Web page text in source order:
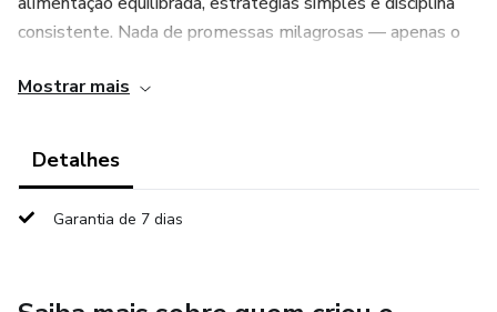
consistente. Nada de promessas milagrosas — apenas o
✔ Como acelerar seu emagrecimento sem dietas
Mostrar mais
Detalhes
Garantia de 7 dias